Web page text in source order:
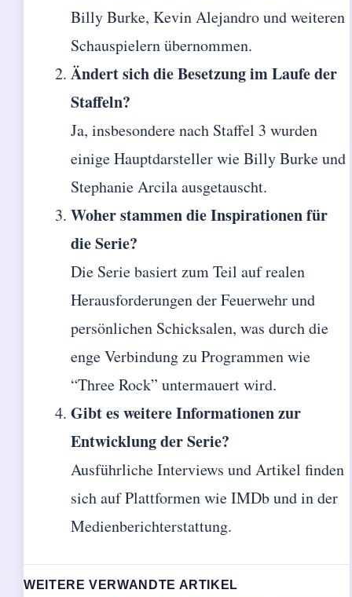
Billy Burke, Kevin Alejandro und weiteren
Schauspielern übernommen.
Ändert sich die Besetzung im Laufe der
Staffeln?
Ja, insbesondere nach Staffel 3 wurden
einige Hauptdarsteller wie Billy Burke und
Stephanie Arcila ausgetauscht.
Woher stammen die Inspirationen für
die Serie?
Die Serie basiert zum Teil auf realen
Herausforderungen der Feuerwehr und
persönlichen Schicksalen, was durch die
enge Verbindung zu Programmen wie
“Three Rock” untermauert wird.
Gibt es weitere Informationen zur
Entwicklung der Serie?
Ausführliche Interviews und Artikel finden
sich auf Plattformen wie IMDb und in der
Medienberichterstattung.
WEITERE VERWANDTE ARTIKEL